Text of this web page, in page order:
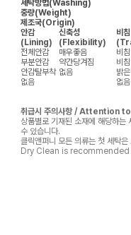
세탁방법(Washing)
중량(Weight)
제조국(Origin)
안감
(Lining)
신축성
(Flexibility)
비침
전체안감
매우좋음 비
부분안감
약간당겨짐 비
안감탈부착 없음 밝
없음
없음
취급시 주의사항 / Attention to
상품별로 기재된 소재에 해당하는
수 있습니다.
클릭앤퍼니 모든 의류는 첫 세탁
Dry Clean is